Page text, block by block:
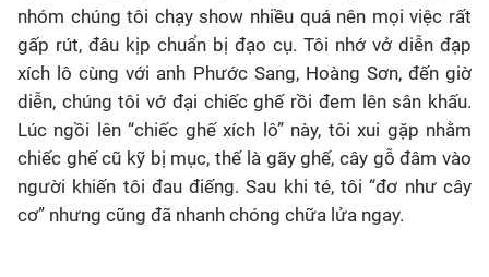
nhóm chúng tôi chạy show nhiều quá nên mọi việc rất
gấp rút, đâu kịp chuẩn bị đạo cụ. Tôi nhớ vở diễn đạp
xích lô cùng với anh Phước Sang, Hoàng Sơn, đến giờ
diễn, chúng tôi vớ đại chiếc ghế rồi đem lên sân khấu.
Lúc ngồi lên “chiếc ghế xích lô” này, tôi xui gặp nhằm
chiếc ghế cũ kỹ bị mục, thế là gãy ghế, cây gỗ đâm vào
người khiến tôi đau điếng. Sau khi té, tôi “đơ như cây
cơ” nhưng cũng đã nhanh chóng chữa lửa ngay.